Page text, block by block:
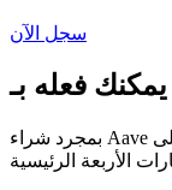
سجل الآن
بمجرد شراء Aave على Bitrue، يمكنك استخدامها بعدة طرق وفقًا